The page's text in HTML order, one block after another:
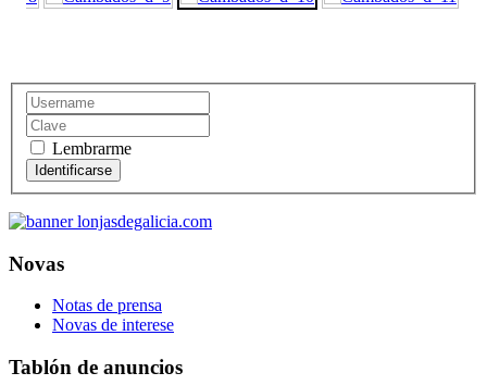
Lembrarme
Novas
Notas de prensa
Novas de interese
Tablón de anuncios